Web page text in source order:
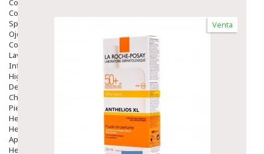
Colirios
Sprays
Ojos Y Oidos
Congestión
Lavado Ojos
Inflamación Del Oido (otitis)
Higiene Oido
Deshabituación Tabaquismo
Chicles
Piel
Herpes Y Hongos
Heridas Y úlceras
Aparato Genital
Hemorroides
Venta